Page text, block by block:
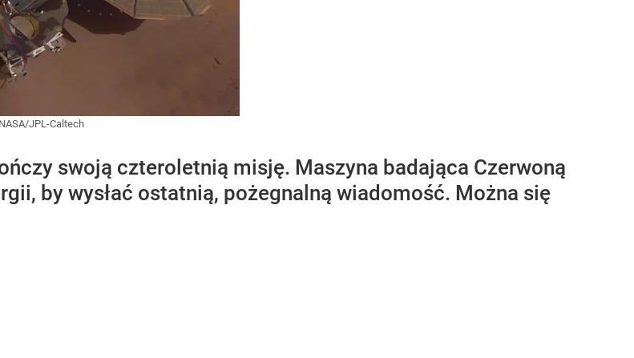
NASA/JPL-Caltech
swoją czteroletnią misję. Maszyna badająca Czerwoną
by wysłać ostatnią, pożegnalną wiadomość. Można się